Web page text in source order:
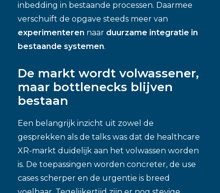
inbedding in bestaande processen. Daarmee
verschuift de opgave steeds meer van
experimenteren naar duurzame integratie in
bestaande systemen.
De markt wordt volwassener,
maar bottlenecks blijven
bestaan
Een belangrijk inzicht uit zowel de
gesprekken als de talks was dat de healthcare
XR-markt duidelijk aan het volwassen worden
is. De toepassingen worden concreter, de use
cases scherper en de urgentie is breed